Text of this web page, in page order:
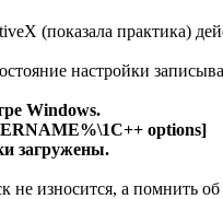
(показала практика)
настройки
Windows.
options]
загружены.
износится, а помнить